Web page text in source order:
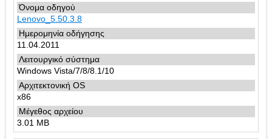
Lenovo_5.50.3.8
11.04.2011
Windows Vista/7/8/8.1/10
x86
3.01 MB